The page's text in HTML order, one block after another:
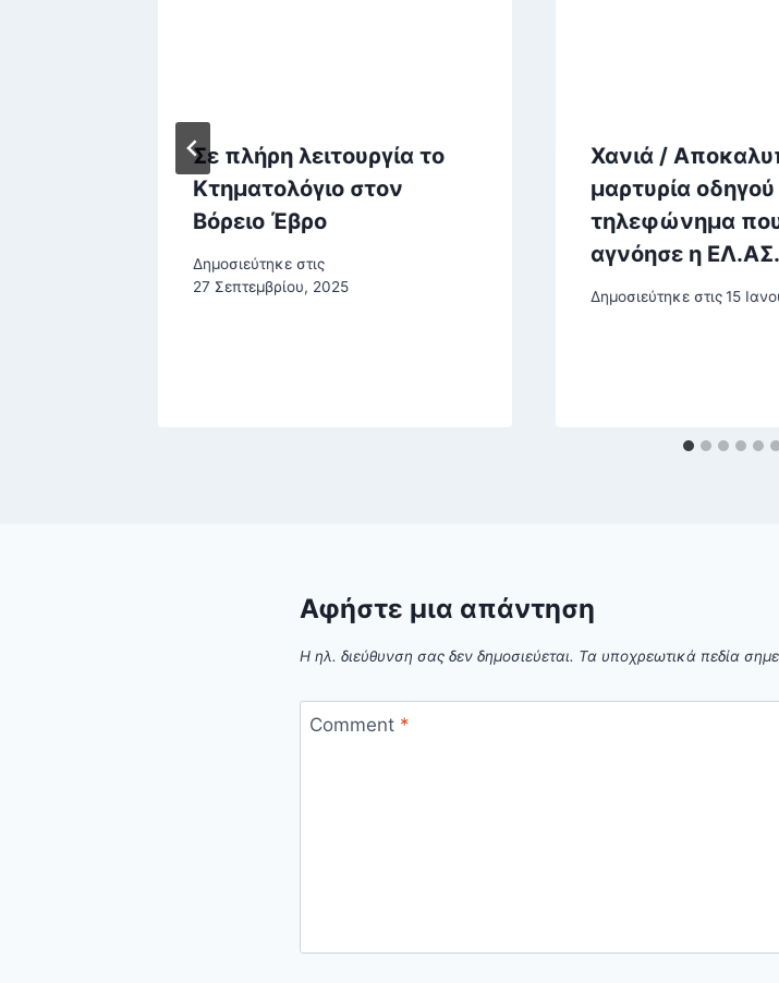
Σε πλήρη λειτουργία το
Κτηματολόγιο στον
Βόρειο Έβρο
Δημοσιεύτηκε στις
27 Σεπτεμβρίου, 2025
Χανιά /
μαρτυρία οδηγού
τηλεφώνημα
αγνόησε η ΕΛ.ΑΣ.
Δημοσιεύτηκε στις 15
Αφήστε μια απάντηση
Η ηλ. διεύθυνση σας δεν δημοσιεύεται. Τα υποχρεωτικά πεδία
Comment *